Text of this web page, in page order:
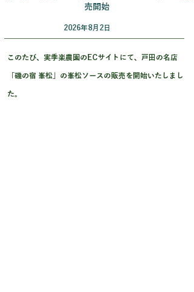
売開始
2026年8月2日
このたび、実季楽農園のECサイトにて、戸田の名店
「磯の宿 峯松」の峯松ソースの販売を開始いたしまし
た。